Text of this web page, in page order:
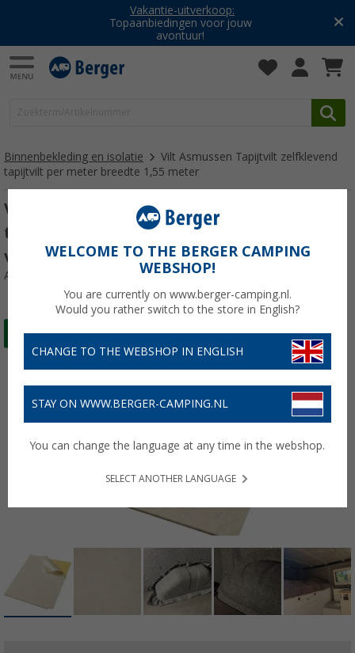
Vakantie-uitverkoop:
Topaanbiedingen voor jouw
avontuur!
Binnenbekleding en isolatie
Vilt Asmussen Tapijtvilt zelfklevend
tapijtvilt per meter breedte 1,55 meter
Vilt Asmussen Tapijtvilt zelfklevend
tapijtvilt per meter breedte 1,55 meter
vanille
Artikelnr: 624952
WELCOME TO THE BERGER CAMPING
WEBSHOP!
You are currently on www.berger-camping.nl.
Would you rather switch to the store in English?
CHANGE TO THE WEBSHOP IN ENGLISH
STAY ON WWW.BERGER-CAMPING.NL
You can change the language at any time in the webshop.
SELECT ANOTHER LANGUAGE